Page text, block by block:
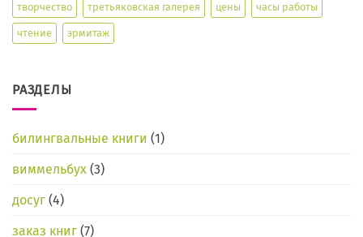
творчество третьяковская галерея цены часы работы
чтение эрмитаж
РАЗДЕЛЫ
билингвальные книги (1)
виммельбух (3)
досуг (4)
заказ книг (7)